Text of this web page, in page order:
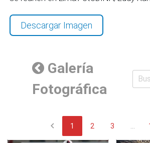
Descargar Imagen
Galería
Fotográfica
chevron_left 1 2 3